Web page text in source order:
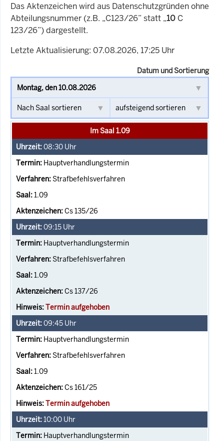
Das Aktenzeichen wird aus Datenschutzgründen ohne
Abteilungsnummer (z.B. „C123/26” statt „10 C
123/26”) dargestellt.
Letzte Aktualisierung: 07.08.2026, 17:25 Uhr
Datum und Sortierung
Im Saal 1.09
08:30 Uhr
Hauptverhandlungstermin
Strafbefehlsverfahren
1.09
Cs 135/26
09:15 Uhr
Hauptverhandlungstermin
Strafbefehlsverfahren
1.09
Cs 137/26
Termin aufgehoben
09:45 Uhr
Hauptverhandlungstermin
Strafbefehlsverfahren
1.09
Cs 161/25
Termin aufgehoben
10:00 Uhr
Hauptverhandlungstermin